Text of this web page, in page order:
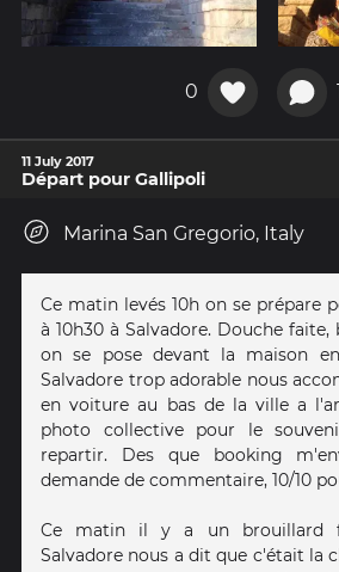
0 1
11 July 2017
Départ pour Gallipoli
Marina San Gregorio, Italy
Ce matin levés 10h on se prépare
à 10h30 à Salvadore. Douche
on se pose devant la maison
Salvadore trop adorable nous
en voiture au bas de la ville a
photo collective pour le
repartir. Des que booking
demande de commentaire, 10/10
Ce matin il y a un brouillard
Salvadore nous a dit que c'était la